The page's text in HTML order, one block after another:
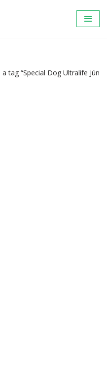
tag “Special Dog Ultralife